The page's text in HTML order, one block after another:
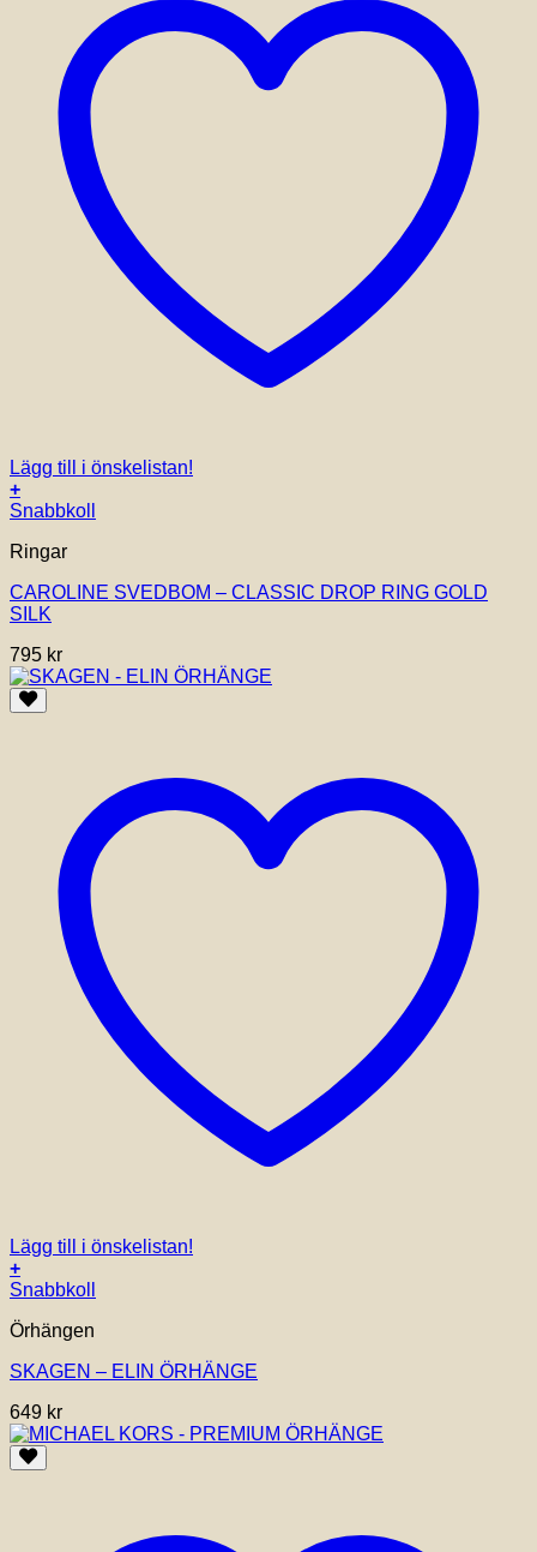
Lägg till i önskelistan!
+
Snabbkoll
Ringar
CAROLINE SVEDBOM – CLASSIC DROP RING GOLD
SILK
795 kr
Lägg till i önskelistan!
+
Snabbkoll
Örhängen
SKAGEN – ELIN ÖRHÄNGE
649 kr